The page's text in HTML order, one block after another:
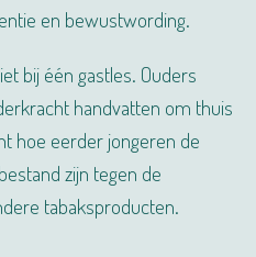
en bewustwording.
bij één gastles. Ouders
handvatten om thuis
hoe eerder jongeren de
zijn tegen de
tabaksproducten.